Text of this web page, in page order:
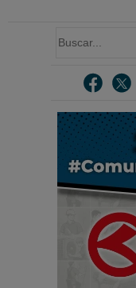
u
r
.